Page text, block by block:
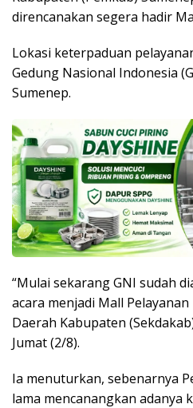
direncanakan segera hadir
Lokasi keterpaduan
Gedung Nasional Indonesia
Sumenep.
“Mulai sekarang GNI sudah
acara menjadi Mall
Daerah Kabupaten
Jumat (2/8).
Ia menuturkan, sebenarnya
lama mencanangkan adanya